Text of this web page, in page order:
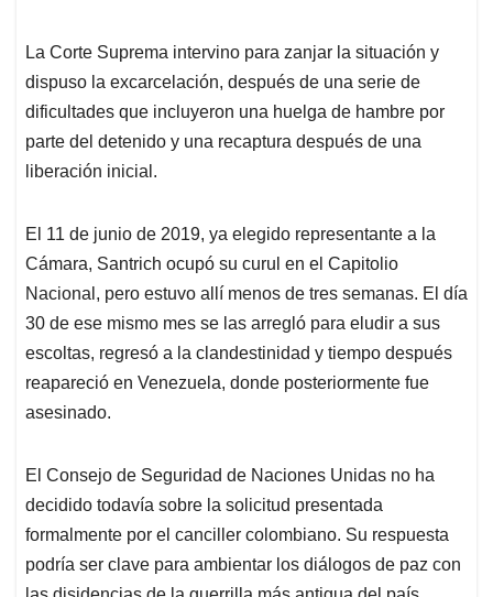
La Corte Suprema intervino para zanjar la situación y
dispuso la excarcelación, después de una serie de
dificultades que incluyeron una huelga de hambre por
parte del detenido y una recaptura después de una
liberación inicial.
El 11 de junio de 2019, ya elegido representante a la
Cámara, Santrich ocupó su curul en el Capitolio
Nacional, pero estuvo allí menos de tres semanas. El día
30 de ese mismo mes se las arregló para eludir a sus
escoltas, regresó a la clandestinidad y tiempo después
reapareció en Venezuela, donde posteriormente fue
asesinado.
El Consejo de Seguridad de Naciones Unidas no ha
decidido todavía sobre la solicitud presentada
formalmente por el canciller colombiano. Su respuesta
podría ser clave para ambientar los diálogos de paz con